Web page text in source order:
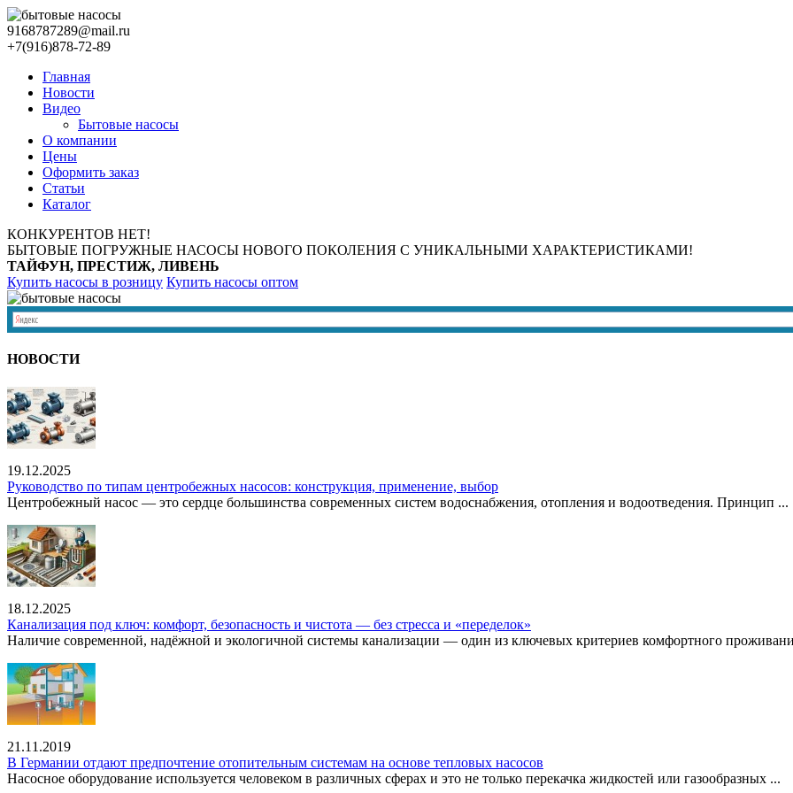
9168787289@mail.ru
+7(916)878-72-89
Главная
Новости
Видео
Бытовые насосы
О компании
Цены
Оформить заказ
Статьи
Каталог
КОНКУРЕНТОВ НЕТ!
БЫТОВЫЕ ПОГРУЖНЫЕ НАСОСЫ НОВОГО ПОКОЛЕНИЯ С УНИКАЛЬНЫМИ ХАРАКТЕРИСТИКАМИ!
ТАЙФУН, ПРЕСТИЖ, ЛИВЕНЬ
Купить насосы в розницу Купить насосы оптом
НОВОСТИ
19.12.2025
Руководство по типам центробежных насосов: конструкция, применение, выбор
Центробежный насос — это сердце большинства современных систем водоснабжения, отопления и водоотведения. Принцип ...
18.12.2025
Канализация под ключ: комфорт, безопасность и чистота — без стресса и «переделок»
Наличие современной, надёжной и экологичной системы канализации — один из ключевых критериев комфортного
21.11.2019
В Германии отдают предпочтение отопительным системам на основе тепловых насосов
Насосное оборудование используется человеком в различных сферах и это не только перекачка жидкостей или газообразных ...